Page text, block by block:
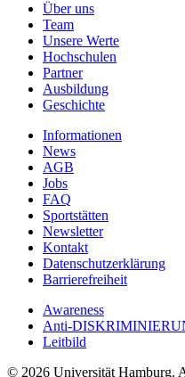
Über uns
Team
Unsere Werte
Hochschulen
Partner
Ausbildung
Geschichte
Informationen
News
AGB
Jobs
FAQ
Sportstätten
Newsletter
Kontakt
Datenschutzerklärung
Barrierefreiheit
Awareness
Anti-
Leitbild
© 2026 Universität Hamburg.